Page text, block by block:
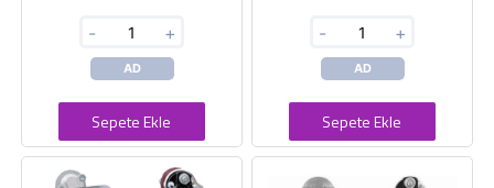
- +
AD
Sepete Ekle
- +
AD
Sepete Ekle